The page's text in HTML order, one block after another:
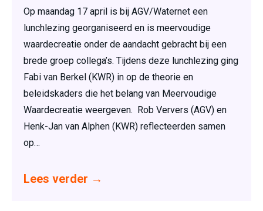
Op maandag 17 april is bij AGV/Waternet een
lunchlezing georganiseerd en is meervoudige
waardecreatie onder de aandacht gebracht bij een
brede groep collega’s. Tijdens deze lunchlezing ging
Fabi van Berkel (KWR) in op de theorie en
beleidskaders die het belang van Meervoudige
Waardecreatie weergeven. Rob Ververs (AGV) en
Henk-Jan van Alphen (KWR) reflecteerden samen
op…
Lees verder →